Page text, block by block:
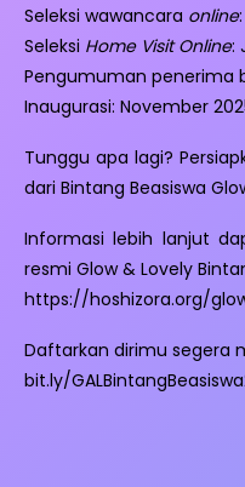
Seleksi wawancara online
Seleksi Home Visit Online:
Pengumuman penerima
Inaugurasi: November
Tunggu apa lagi?
dari Bintang Beasiswa
Informasi lebih lanjut
resmi Glow & Lovely
https://hoshizora.org/
Daftarkan dirimu segera
bit.ly/